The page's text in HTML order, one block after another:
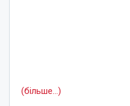
(більше…)